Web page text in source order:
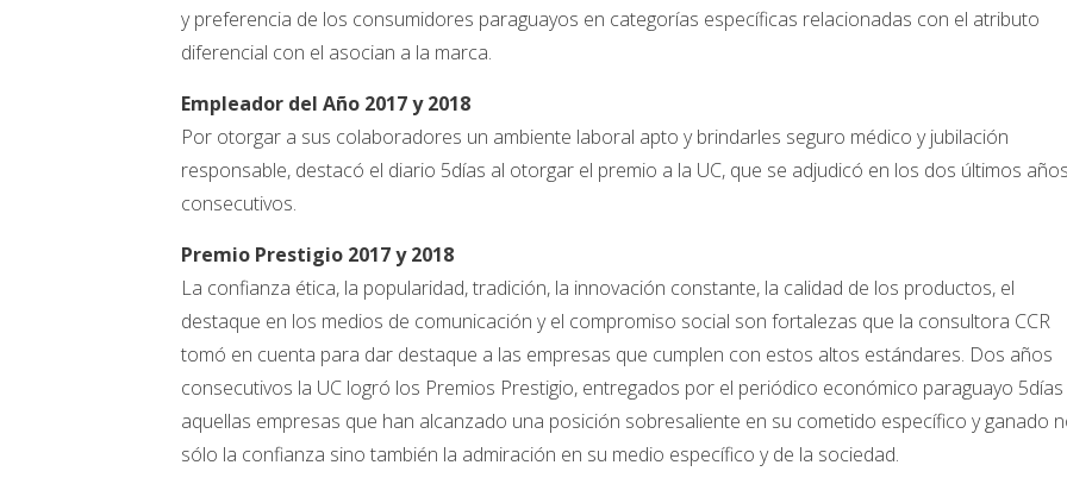
y preferencia de los consumidores paraguayos en categorías específicas relacionadas con el atributo
diferencial con el asocian a la marca.
Empleador del Año 2017 y 2018
Por otorgar a sus colaboradores un ambiente laboral apto y brindarles seguro médico y jubilación
responsable, destacó el diario 5días al otorgar el premio a la UC, que se adjudicó en los dos últimos años
consecutivos.
Premio Prestigio 2017 y 2018
La confianza ética, la popularidad, tradición, la innovación constante, la calidad de los productos, el
destaque en los medios de comunicación y el compromiso social son fortalezas que la consultora CCR
tomó en cuenta para dar destaque a las empresas que cumplen con estos altos estándares. Dos años
consecutivos la UC logró los Premios Prestigio, entregados por el periódico económico paraguayo 5días
aquellas empresas que han alcanzado una posición sobresaliente en su cometido específico y ganado
sólo la confianza sino también la admiración en su medio específico y de la sociedad.